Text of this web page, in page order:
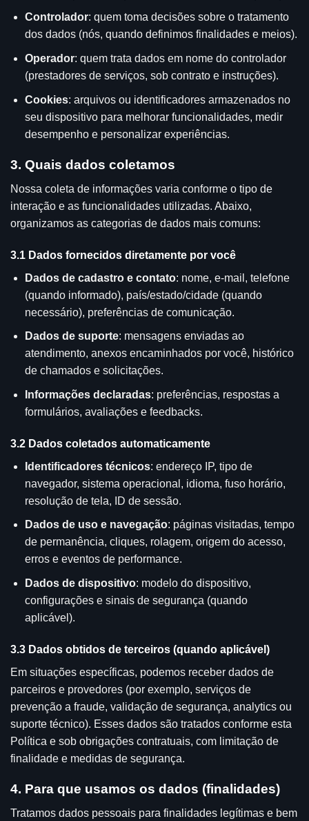
Controlador: quem toma decisões sobre o tratamento
dos dados (nós, quando definimos finalidades e meios).
Operador: quem trata dados em nome do controlador
(prestadores de serviços, sob contrato e instruções).
Cookies: arquivos ou identificadores armazenados no
seu dispositivo para melhorar funcionalidades, medir
desempenho e personalizar experiências.
3. Quais dados coletamos
Nossa coleta de informações varia conforme o tipo de
interação e as funcionalidades utilizadas. Abaixo,
organizamos as categorias de dados mais comuns:
3.1 Dados fornecidos diretamente por você
Dados de cadastro e contato: nome, e-mail, telefone
(quando informado), país/estado/cidade (quando
necessário), preferências de comunicação.
Dados de suporte: mensagens enviadas ao
atendimento, anexos encaminhados por você, histórico
de chamados e solicitações.
Informações declaradas: preferências, respostas a
formulários, avaliações e feedbacks.
3.2 Dados coletados automaticamente
Identificadores técnicos: endereço IP, tipo de
navegador, sistema operacional, idioma, fuso horário,
resolução de tela, ID de sessão.
Dados de uso e navegação: páginas visitadas, tempo
de permanência, cliques, rolagem, origem do acesso,
erros e eventos de performance.
Dados de dispositivo: modelo do dispositivo,
configurações e sinais de segurança (quando
aplicável).
3.3 Dados obtidos de terceiros (quando aplicável)
Em situações específicas, podemos receber dados de
parceiros e provedores (por exemplo, serviços de
prevenção a fraude, validação de segurança, analytics ou
suporte técnico). Esses dados são tratados conforme esta
Política e sob obrigações contratuais, com limitação de
finalidade e medidas de segurança.
4. Para que usamos os dados (finalidades)
Tratamos dados pessoais para finalidades legítimas e bem